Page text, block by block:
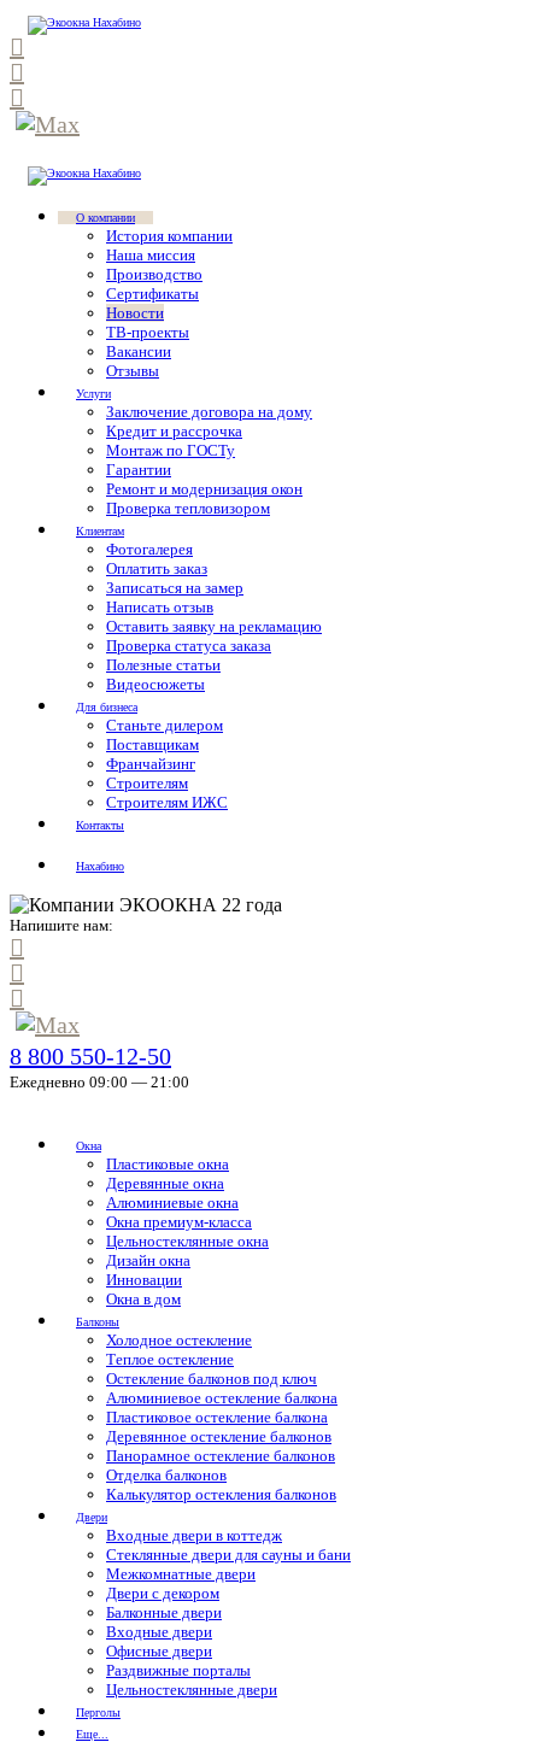
О компании
История компании
Наша миссия
Производство
Сертификаты
Новости
ТВ-проекты
Вакансии
Отзывы
Услуги
Заключение договора на дому
Кредит и рассрочка
Монтаж по ГОСТу
Гарантии
Ремонт и модернизация окон
Проверка тепловизором
Клиентам
Фотогалерея
Оплатить заказ
Записаться на замер
Написать отзыв
Оставить заявку на рекламацию
Проверка статуса заказа
Полезные статьи
Видеосюжеты
Для бизнеса
Станьте дилером
Поставщикам
Франчайзинг
Строителям
Строителям ИЖС
Контакты
Нахабино
Напишите нам:
8 800 550-12-50
Ежедневно 09:00 — 21:00
Окна
Пластиковые окна
Деревянные окна
Алюминиевые окна
Окна премиум-класса
Цельностеклянные окна
Дизайн окна
Инновации
Окна в дом
Балконы
Холодное остекление
Теплое остекление
Остекление балконов под ключ
Алюминиевое остекление балкона
Пластиковое остекление балкона
Деревянное остекление балконов
Панорамное остекление балконов
Отделка балконов
Калькулятор остекления балконов
Двери
Входные двери в коттедж
Стеклянные двери для сауны и бани
Межкомнатные двери
Двери с декором
Балконные двери
Входные двери
Офисные двери
Раздвижные порталы
Цельностеклянные двери
Перголы
Еще...